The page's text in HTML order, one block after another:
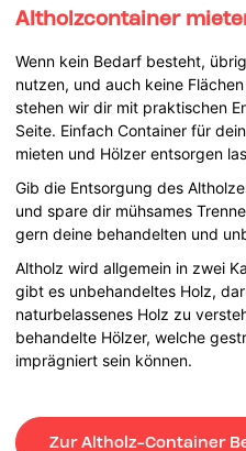
Altholzcontainer
Wenn kein Bedarf besteht,
nutzen, und auch keine
stehen wir dir mit praktischen
Seite. Einfach Container für
mieten und Hölzer entsorgen
Gib die Entsorgung des
und spare dir mühsames
gern deine behandelten und
Altholz wird allgemein in zwei
gibt es unbehandeltes Holz,
naturbelassenes Holz zu
behandelte Hölzer, welche
imprägniert sein können.
Zur Altholz-Container